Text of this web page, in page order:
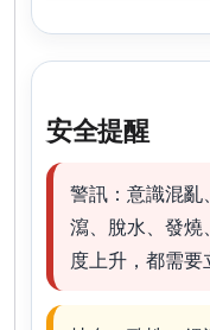
安全提醒
警訊： 意識混亂
瀉、脫水、發燒
度上升，都需要